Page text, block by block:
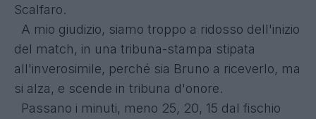
Scalfaro.
A mio giudizio, siamo troppo a ridosso dell'inizio
del match, in una tribuna-stampa stipata
all'inverosimile, perché sia Bruno a riceverlo, ma
si alza, e scende in tribuna d'onore.
Passano i minuti, meno 25, 20, 15 dal fischio